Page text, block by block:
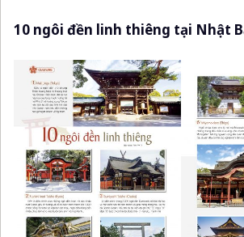
10 ngôi đền linh thiêng tại Nhật